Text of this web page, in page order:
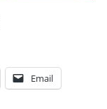
Email